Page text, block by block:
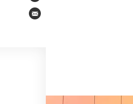
Email